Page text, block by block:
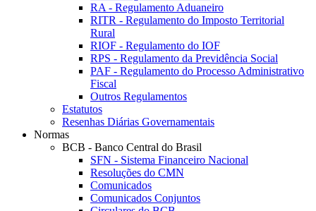
RA - Regulamento Aduaneiro
RITR - Regulamento do Imposto Territorial
Rural
RIOF - Regulamento do IOF
RPS - Regulamento da Previdência Social
PAF - Regulamento do Processo Administrativo
Fiscal
Outros Regulamentos
Estatutos
Resenhas Diárias Governamentais
Normas
BCB - Banco Central do Brasil
SFN - Sistema Financeiro Nacional
Resoluções do CMN
Comunicados
Comunicados Conjuntos